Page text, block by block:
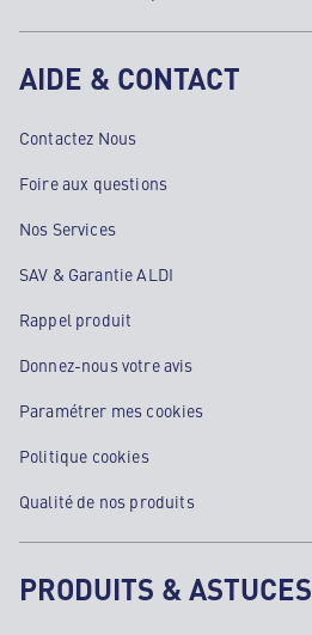
AIDE & CONTACT
Contactez Nous
Foire aux questions
Nos Services
SAV & Garantie ALDI
Rappel produit
Donnez-nous votre avis
Paramétrer mes cookies
Politique cookies
Qualité de nos produits
PRODUITS & ASTUCES